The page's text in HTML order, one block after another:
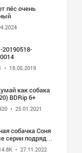
пёс очень
20190518-
• 18.05.2019
как собака
BDRip 6+
• 25.01.2021
собачка Соня
серии подряд
детям)
• 27.11.2022